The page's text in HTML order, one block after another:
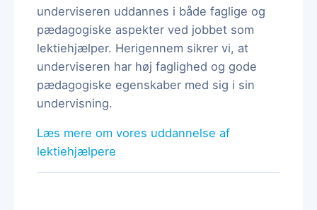
underviseren uddannes i både faglige og
pædagogiske aspekter ved jobbet som
lektiehjælper. Herigennem sikrer vi, at
underviseren har høj faglighed og gode
pædagogiske egenskaber med sig i sin
undervisning.
Læs mere om vores uddannelse af
lektiehjælpere